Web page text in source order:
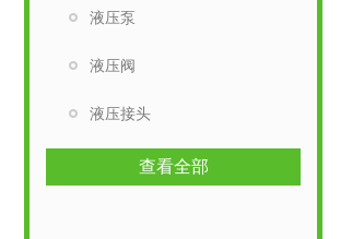
液压泵
液压阀
液压接头
查看全部